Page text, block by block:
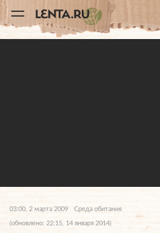
A
11
03:00, 2 марта 2009 Среда обитания
(обновлено: 22:15, 14 января 2014)